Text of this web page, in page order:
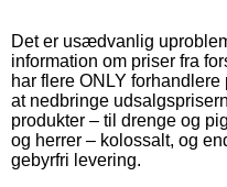
Det er usædvanlig
information om priser fra
har flere ONLY
at nedbringe
produkter – til drenge og
og herrer – kolossalt, og
gebyrfri levering.